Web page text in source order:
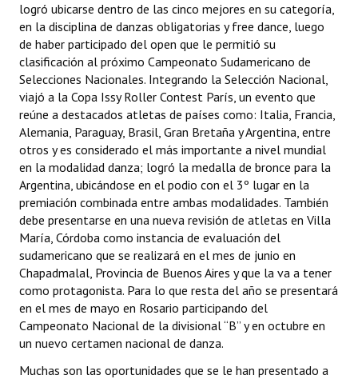
logró ubicarse dentro de las cinco mejores en su categoría,
en la disciplina de danzas obligatorias y free dance, luego
de haber participado del open que le permitió su
clasificación al próximo Campeonato Sudamericano de
Selecciones Nacionales. Integrando la Selección Nacional,
viajó a la Copa Issy Roller Contest París, un evento que
reúne a destacados atletas de países como: Italia, Francia,
Alemania, Paraguay, Brasil, Gran Bretaña y Argentina, entre
otros y es considerado el más importante a nivel mundial
en la modalidad danza; logró la medalla de bronce para la
Argentina, ubicándose en el podio con el 3º lugar en la
premiación combinada entre ambas modalidades. También
debe presentarse en una nueva revisión de atletas en Villa
María, Córdoba como instancia de evaluación del
sudamericano que se realizará en el mes de junio en
Chapadmalal, Provincia de Buenos Aires y que la va a tener
como protagonista. Para lo que resta del año se presentará
en el mes de mayo en Rosario participando del
Campeonato Nacional de la divisional “B” y en octubre en
un nuevo certamen nacional de danza.
Muchas son las oportunidades que se le han presentado a